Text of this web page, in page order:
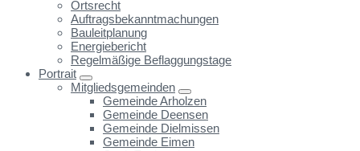
Ortsrecht
Auftragsbekanntmachungen
Bauleitplanung
Energiebericht
Regelmäßige Beflaggungstage
Portrait
Mitgliedsgemeinden
Gemeinde Arholzen
Gemeinde Deensen
Gemeinde Dielmissen
Gemeinde Eimen